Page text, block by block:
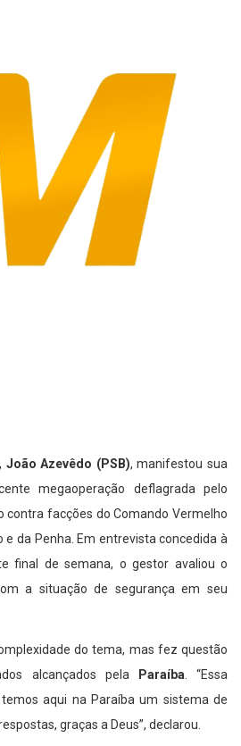
João Azevêdo (PSB), manifestou sua
megaoperação deflagrada pelo
contra facções do Comando Vermelho
da Penha. Em entrevista concedida à
final de semana, o gestor avaliou o
a situação de segurança em seu
do tema, mas fez questão
alcançados pela
Paraíba . “Essa
aqui na Paraíba um sistema de
graças a Deus”, declarou.